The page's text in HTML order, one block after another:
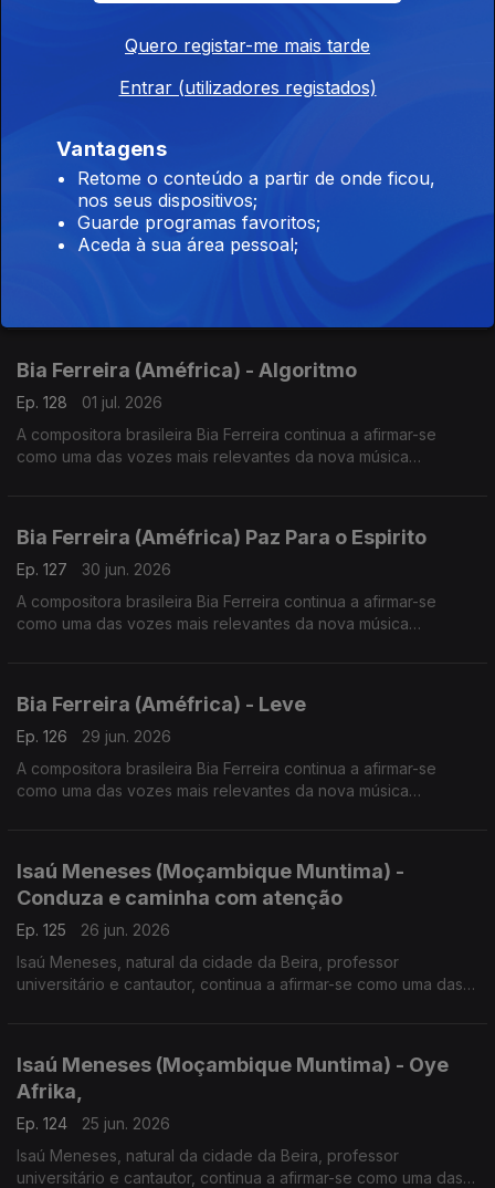
Bia Ferreira (Améfrica) - Pote Fundo
03 jul. 2026
como uma das vozes mais relevantes da nova música
Bia Ferreira (Améfrica) - Pra Alegria Se
Achegar
02 jul. 2026
Bia Ferreira (Améfrica) - Algoritmo
Ep. 128
01 jul. 2026
A compositora brasileira Bia Ferreira continua a afirmar-se
como uma das vozes mais relevantes da nova música
Bia Ferreira (Améfrica) Paz Para o Espirito
Ep. 127
30 jun. 2026
A compositora brasileira Bia Ferreira continua a afirmar-se
como uma das vozes mais relevantes da nova música
Bia Ferreira (Améfrica) - Leve
Ep. 126
29 jun. 2026
A compositora brasileira Bia Ferreira continua a afirmar-se
como uma das vozes mais relevantes da nova música
Isaú Meneses (Moçambique Muntima) -
Conduza e caminha com atenção
Ep. 125
26 jun. 2026
Isaú Meneses, natural da cidade da Beira, professor
universitário e cantautor, continua a afirmar-se como uma das
Isaú Meneses (Moçambique Muntima) - Oye
Afrika,
Ep. 124
25 jun. 2026
Isaú Meneses, natural da cidade da Beira, professor
universitário e cantautor, continua a afirmar-se como uma das
Quero registar-me mais tarde
Entrar (utilizadores registados)
Vantagens
Retome o conteúdo a partir de onde ficou,
nos seus dispositivos;
Guarde programas favoritos;
Aceda à sua área pessoal;